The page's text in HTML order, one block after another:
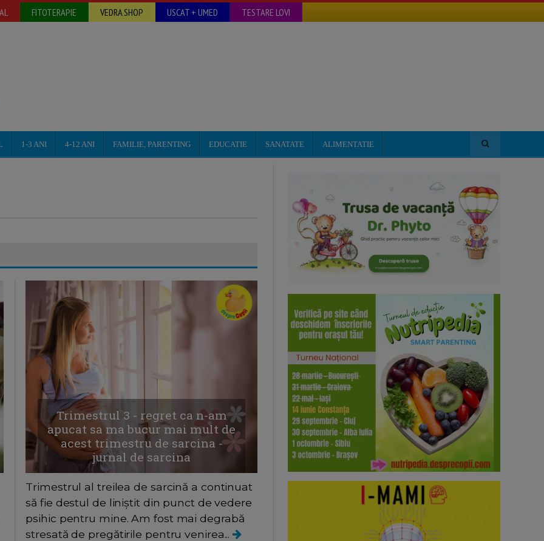
FITOTERAPIE VEDRA SHOP USCAT + UMED TESTARE LOVI
1-3 ANI 4-12 ANI FAMILIE, PARENTING EDUCATIE SANATATE ALIMENTATIE
Trimestrul 3 - regret ca n-am
apucat sa ma bucur mai mult de
acest trimestru de sarcina -
jurnal de sarcina
Trimestrul al treilea de sarcină a continuat
să fie destul de liniștit din punct de vedere
psihic pentru mine. Am fost mai degrabă
stresată de pregătirile pentru venirea...